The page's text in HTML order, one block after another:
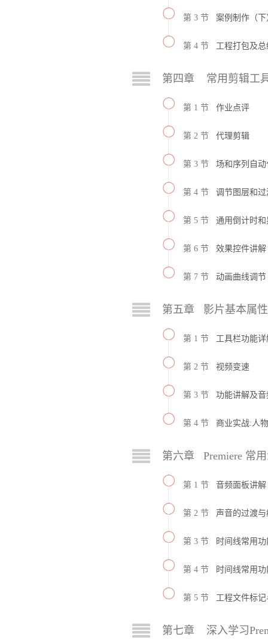
第 3 节 案例制作（
第 4 节 工程打包及总
第四章 常用剪辑工
第 1 节 作业点评
第 2 节 代理剪辑
第 3 节 场和序列自动
第 4 节 调节图层和
第 5 节 通用倒计时
第 6 节 效果控件讲解
第 7 节 动画曲线调节
第五章 影片基本属
第 1 节 工具栏功能详
第 2 节 视频变速
第 3 节 功能讲解及
第 4 节 商业实战:人
第六章 Premiere 常
第 1 节 音频面板讲解
第 2 节 声音的过渡与
第 3 节 时间线常用
第 4 节 时间线常用
第 5 节 工程文件标
第七章 深入学习